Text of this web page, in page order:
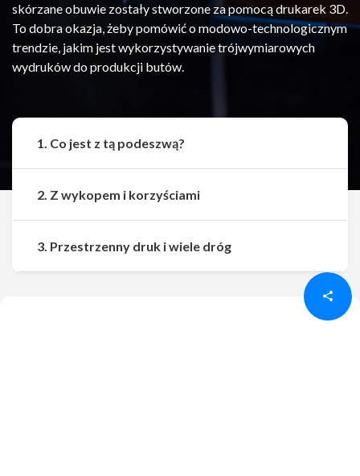
skórzane obuwie zostały stworzone za pomocą drukarek 3D.
To dobra okazja, żeby pomówić o modowo-technologicznym
trendzie, jakim jest wykorzystywanie trójwymiarowych
wydruków do produkcji butów.
Udostępnij
1. Co jest z tą podeszwą?
2. Z wykopem i korzyściami
3. Przestrzenny druk i wiele dróg